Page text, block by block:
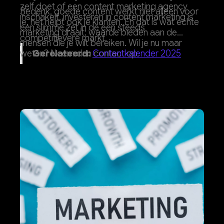
zelf doet of een content marketing agency
inschakelt, investeren in content marketing is
een slimme zet in de een steeds
competitievere markt.
Bedenk, goede content werkt niet alleen voor
je, het helpt ook je klanten. En dat is wat echte
marketing draait: waarde bieden aan de
mensen die je wilt bereiken. Wil je nu maar
weten? Neem dan contact op.
Gerelateerd:Contentkalender 2025